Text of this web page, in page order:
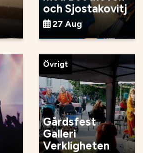
och Sjostakovitj
27 Aug
Övrigt
Gårdsfest
Galleri
Verkligheten